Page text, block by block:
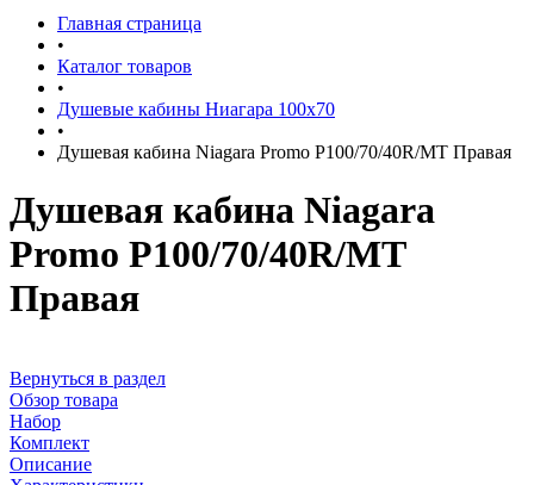
Главная страница
•
Каталог товаров
•
Душевые кабины Ниагара 100x70
•
Душевая кабина Niagara Promo P100/70/40R/MT Правая
Душевая кабина Niagara
Promo P100/70/40R/MT
Правая
Вернуться в раздел
Обзор товара
Набор
Комплект
Описание